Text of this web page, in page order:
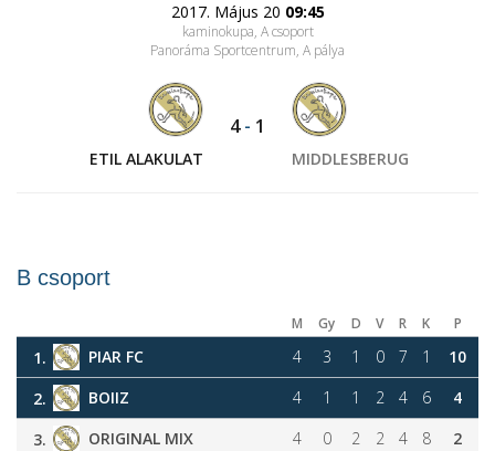
2017. Május 20 09:45
kaminokupa, A csoport
Panoráma Sportcentrum, A pálya
ETIL ALAKULAT
4- 1
MIDDLESBERUG
B csoport
M Gy D V R K P
1. PIAR FC 4 3 1 0 7 1
10
2.
BOIIZ 4 1 1 2 4 6
4
3.
ORIGINAL MIX 4 0 2 2 4 8 2